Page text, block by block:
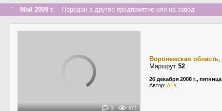
↑ Май 2009 г. Передан в другое предприятие или на завод
3 671
Воронежская область,
Маршрут 52
26 декабря 2008 г., пятница
Автор: ALX